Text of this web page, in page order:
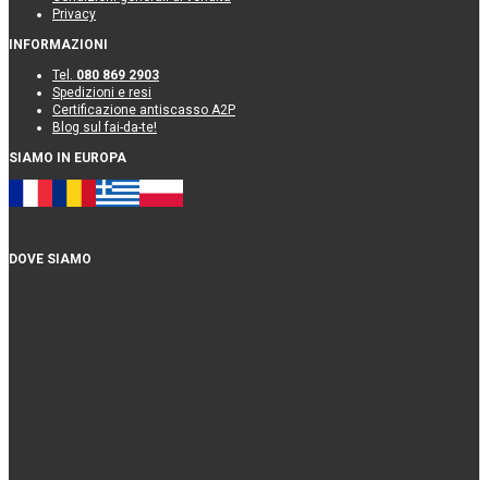
Privacy
INFORMAZIONI
Tel. 080 869 2903
Spedizioni e resi
Certificazione antiscasso A2P
Blog sul fai-da-te!
SIAMO IN EUROPA
DOVE SIAMO